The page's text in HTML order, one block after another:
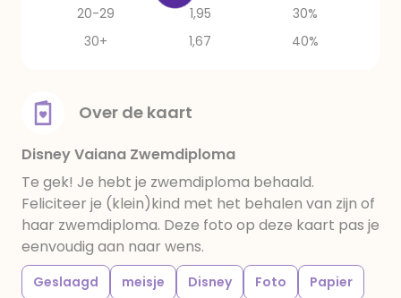
20-29
1,95
30%
30+
1,67 40%
Over de kaart
Disney Vaiana Zwemdiploma
Te gek! Je hebt je zwemdiploma behaald.
Feliciteer je (klein)kind met het behalen van zijn of
haar zwemdiploma. Deze foto op deze kaart pas je
eenvoudig aan naar wens.
Geslaagd meisje Disney Foto Papier